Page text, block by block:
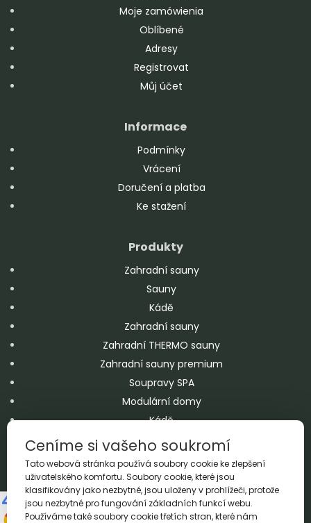
Moje zamówienia
Oblíbené
Adresy
Registrovat
Můj účet
Informace
Podmínky
Vrácení
Doručení a platba
Ke stažení
Produkty
Zahradní sauny
Sauny
Kádě
Zahradní sauny
Zahradní THERMO sauny
Zahradní sauny premium
Soupravy SPA
Modulární domy
Kádě
Chaty
Jacuzzi
Bazény
Doplňky
Ceníme si vašeho soukromí
Tato webová stránka používá soubory cookie ke zlepšení
uživatelského komfortu. Soubory cookie, které jsou
klasifikovány jako nezbytné, jsou uloženy v prohlížeči, protože
jsou nezbytné pro fungování základních funkcí webu.
Používáme také soubory cookie třetích stran, které nám